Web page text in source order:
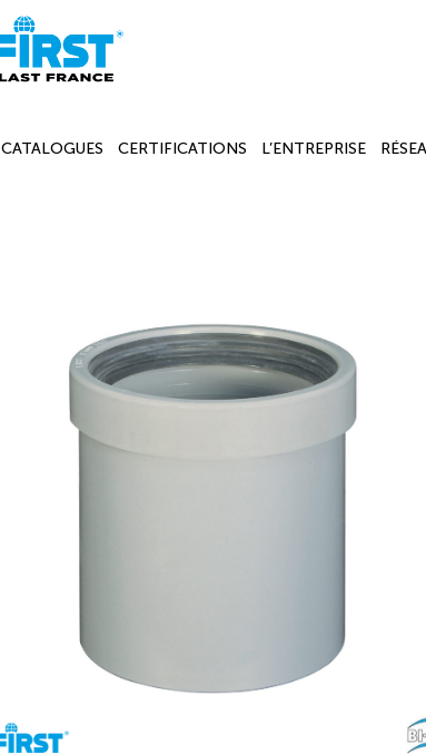
CATALOGUES CERTIFICATIONS L’ENTREPRISE